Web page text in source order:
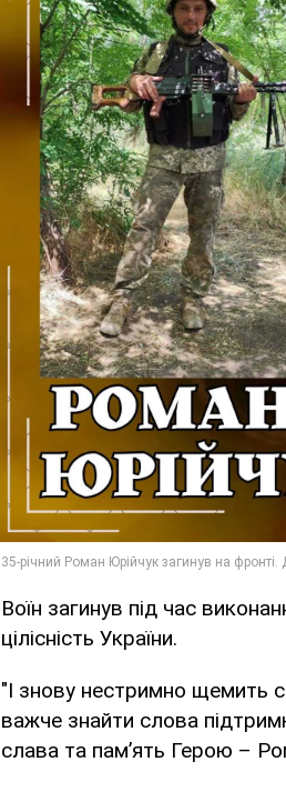
Воїн загинув під час
цілісність України.
"І знову нестримно щемить
важче знайти слова
слава та пам’ять Герою –